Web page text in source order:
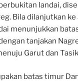
landai,
Bila dilanjutkan ke
menunjukkan
tanjakan
Garut dan
batas timur